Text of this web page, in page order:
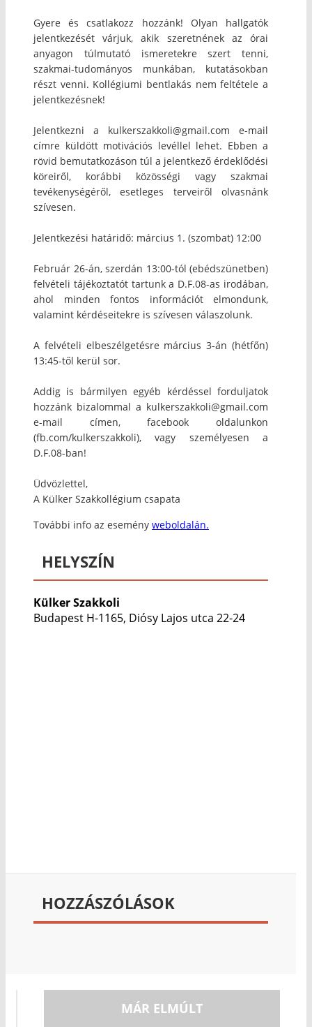
Gyere és csatlakozz hozzánk! Olyan hallgatók
jelentkezését várjuk, akik szeretnének az órai
anyagon túlmutató ismeretekre szert tenni,
szakmai-tudományos munkában, kutatásokban
részt venni. Kollégiumi bentlakás nem feltétele a
jelentkezésnek!
Jelentkezni a kulkerszakkoli@gmail.com e-mail
címre küldött motivációs levéllel lehet. Ebben a
rövid bemutatkozáson túl a jelentkező érdeklődési
köreiről, korábbi közösségi vagy szakmai
tevékenységéről, esetleges terveiről olvasnánk
szívesen.
Jelentkezési határidő: március 1. (szombat) 12:00
Február 26-án, szerdán 13:00-tól (ebédszünetben)
felvételi tájékoztatót tartunk a D.F.08-as irodában,
ahol minden fontos információt elmondunk,
valamint kérdéseitekre is szívesen válaszolunk.
A felvételi elbeszélgetésre március 3-án (hétfőn)
13:45-től kerül sor.
Addig is bármilyen egyéb kérdéssel forduljatok
hozzánk bizalommal a kulkerszakkoli@gmail.com
e-mail címen, facebook oldalunkon
(fb.com/kulkerszakkoli), vagy személyesen a
D.F.08-ban!
Üdvözlettel,
A Külker Szakkollégium csapata
További info az esemény weboldalán.
HELYSZÍN
Külker Szakkoli
Budapest H-1165, Diósy Lajos utca 22-24
HOZZÁSZÓLÁSOK
MÁR ELMÚLT